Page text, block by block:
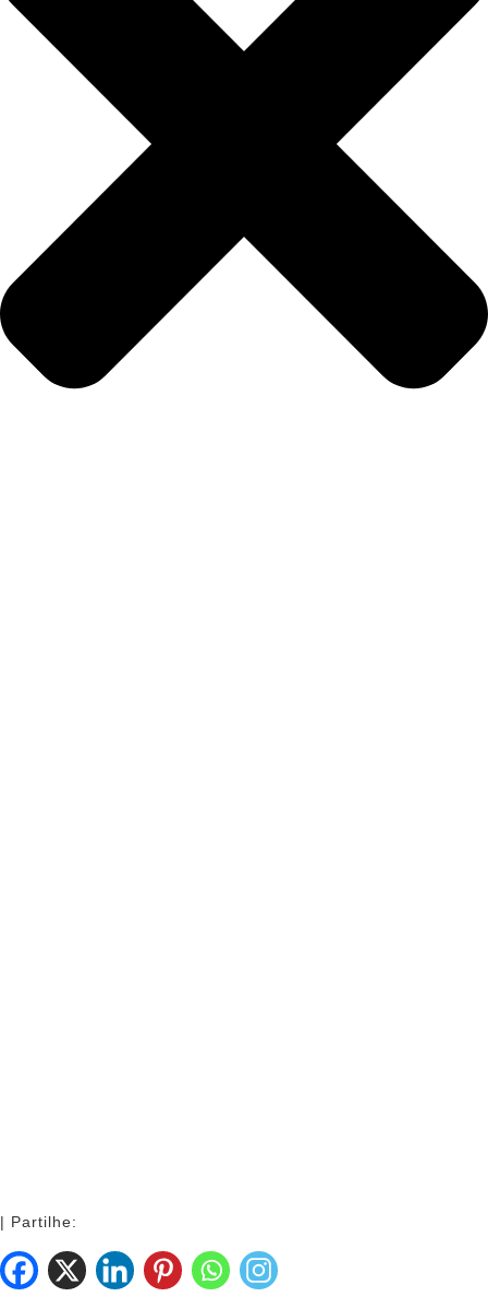
| Partilhe: